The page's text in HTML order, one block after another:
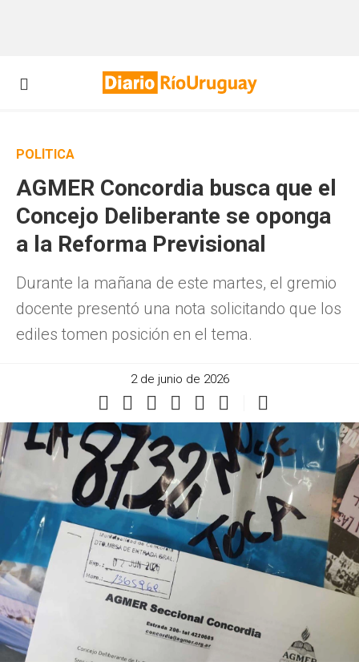
POLÍTICA
AGMER Concordia busca que el
Concejo Deliberante se oponga
a la Reforma Previsional
Durante la mañana de este martes, el gremio
docente presentó una nota solicitando que los
ediles tomen posición en el tema.
2 de junio de 2026